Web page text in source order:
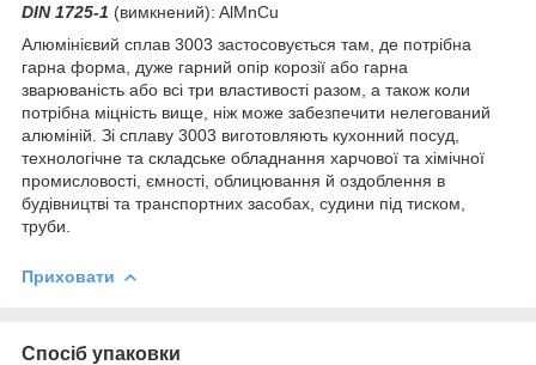
DIN 1725-1 (вимкнений): AlMnCu
Алюмінієвий сплав 3003 застосовується там, де потрібна
гарна форма, дуже гарний опір корозії або гарна
зварюваність або всі три властивості разом, а також коли
потрібна міцність вище, ніж може забезпечити нелегований
алюміній. Зі сплаву 3003 виготовляють кухонний посуд,
технологічне та складське обладнання харчової та хімічної
промисловості, ємності, облицювання й оздоблення в
будівництві та транспортних засобах, судини під тиском,
труби.
Приховати
Спосіб упаковки